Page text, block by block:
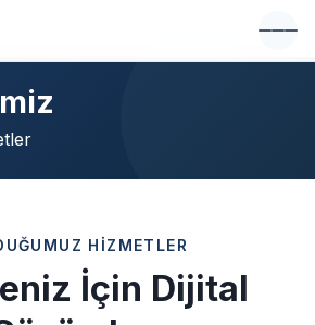
HIZMETLER
İçin Dijital